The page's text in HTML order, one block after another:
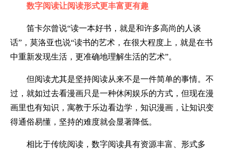
数字阅读让阅读形式更丰富更有趣
笛卡尔曾说“读一本好书，就是和许多高尚的人谈
话”，莫洛亚也说“读书的艺术，在很大程度上，就是在书
中重新发现生活，更准确地理解生活的艺术”。
但阅读尤其是坚持阅读从来不是一件简单的事情。不
过，就如过去看漫画只是一种休闲娱乐的方式，但现在漫
画里也有知识，寓教于乐边看边学，知识漫画，让知识变
得通俗易懂，坚持的难度就会显著降低。
相比于传统阅读，数字阅读具有资源丰富、形式多